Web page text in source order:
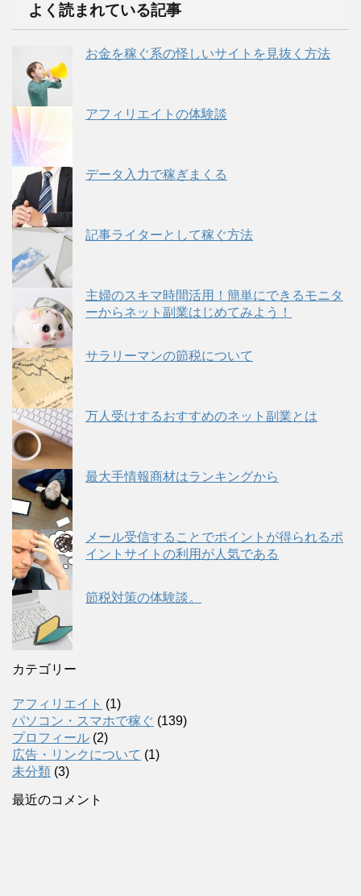
よく読まれている記事
お金を稼ぐ系の怪しいサイトを見抜く方法
アフィリエイトの体験談
データ入力で稼ぎまくる
記事ライターとして稼ぐ方法
主婦のスキマ時間活用！簡単にできるモニタ
ーからネット副業はじめてみよう！
サラリーマンの節税について
万人受けするおすすめのネット副業とは
最大手情報商材はランキングから
メール受信することでポイントが得られるポ
イントサイトの利用が人気である
節税対策の体験談。
カテゴリー
アフィリエイト (1)
パソコン・スマホで稼ぐ (139)
プロフィール (2)
広告・リンクについて (1)
未分類 (3)
最近のコメント